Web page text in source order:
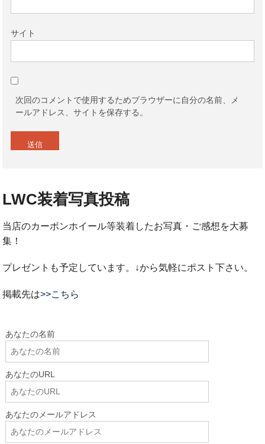
サイト
次回のコメントで使用するためブラウザーに自分の名前、メ
ールアドレス、サイトを保存する。
LWC装着写真投稿
当店のカーボンホイール等装着したお写真・ご感想を大募
集！
プレゼントも予定しています。↓から気軽にポスト下さい。
掲載先は>>こちら
あなたの名前
あなたのURL
あなたのメールアドレス